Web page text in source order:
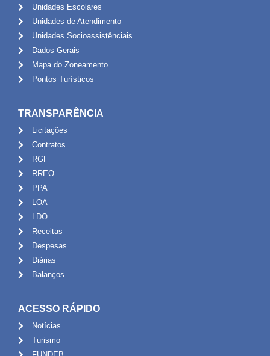
Unidades Escolares
Unidades de Atendimento
Unidades Socioassistênciais
Dados Gerais
Mapa do Zoneamento
Pontos Turísticos
TRANSPARÊNCIA
Licitações
Contratos
RGF
RREO
PPA
LOA
LDO
Receitas
Despesas
Diárias
Balanços
ACESSO RÁPIDO
Notícias
Turismo